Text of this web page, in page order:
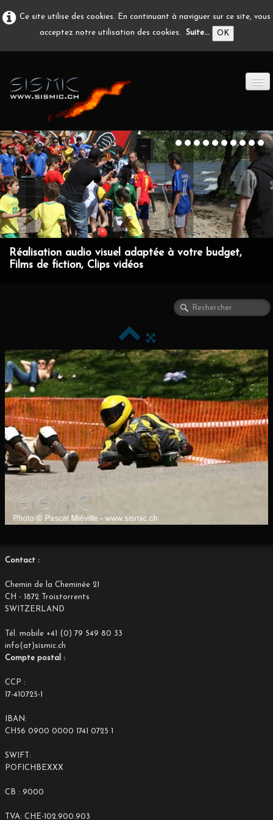
Ce site utilise des cookies. En continuant à naviguer sur ce site, vous
acceptez notre utilisation des cookies. Suite... OK
ACCUEIL
PRODUCTION A/V
DÉVELOPPEMENT
EN IMAGE
CONTACT
Réalisation audio visuel adaptée à votre budget,
Films de fiction, Clips vidéos
Contact :
Chemin de la Cheminée 21
CH - 1872 Troistorrents
SWITZERLAND
Tél. mobile +41 (0) 79 549 80 33
info(at)sismic.ch
Compte postal :
CCP :
17-410725-1
IBAN:
CH56 0900 0000 1741 0725 1
SWIFT:
POFICHBEXXX
CB : 9000
TVA: CHE-102.900.903